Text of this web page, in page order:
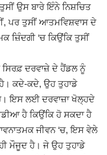
ਉਸ ਬਾਰੇ ਇੰਨੇ ਨਿਸ਼ਚਿਤ
ਪਰ ਤੁਸੀਂ ਆਤਮਵਿਸ਼ਵਾਸ ਦੇ
ਜ਼ਿੰਦਗੀ ‘ਚ ਕਿਉਂਕਿ ਤੁਸੀਂ
ਸਿਰਫ਼ ਦਰਵਾਜ਼ੇ ਦੇ ਹੈਂਡਲ ਨੂੰ
ਕਦੇ-ਕਦੇ, ਉਹ ਤੁਹਾਡੇ
ਇਸ ਲਈ ਦਰਵਾਜ਼ਾ ਖੋਲ੍ਹਦੇ
ਹੈ ਕਿਉਂਕਿ ਹੋ ਸਕਦਾ ਹੈ
ਜੀਵਨ ‘ਚ, ਇਸ ਵੇਲੇ
ਮੌਜੂਦ ਹੈ। ਜੇ ਉਹ ਤੁਹਾਡੇ